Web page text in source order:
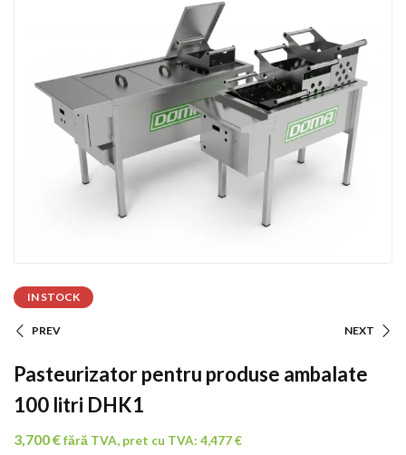
IN STOCK
În
Articole
PREV NEXT
Pasteurizator pentru produse ambalate
100 litri DHK1
3,700€fără TVA, pret cu TVA: 4,477€